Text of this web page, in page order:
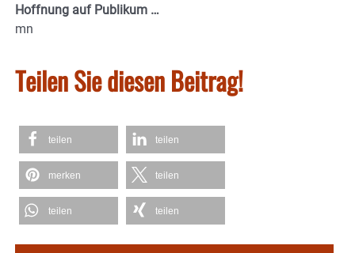
Hoffnung auf Publikum …
mn
Teilen Sie diesen Beitrag!
teilen teilen
merken teilen
teilen teilen